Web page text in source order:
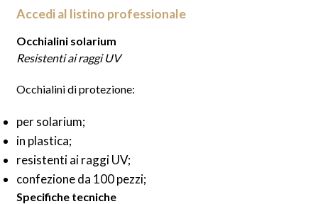
Accedi al listino professionale
Occhialini solarium
Resistenti ai raggi UV
Occhialini di protezione:
per solarium;
in plastica;
resistenti ai raggi UV;
confezione da 100 pezzi;
Specifiche tecniche